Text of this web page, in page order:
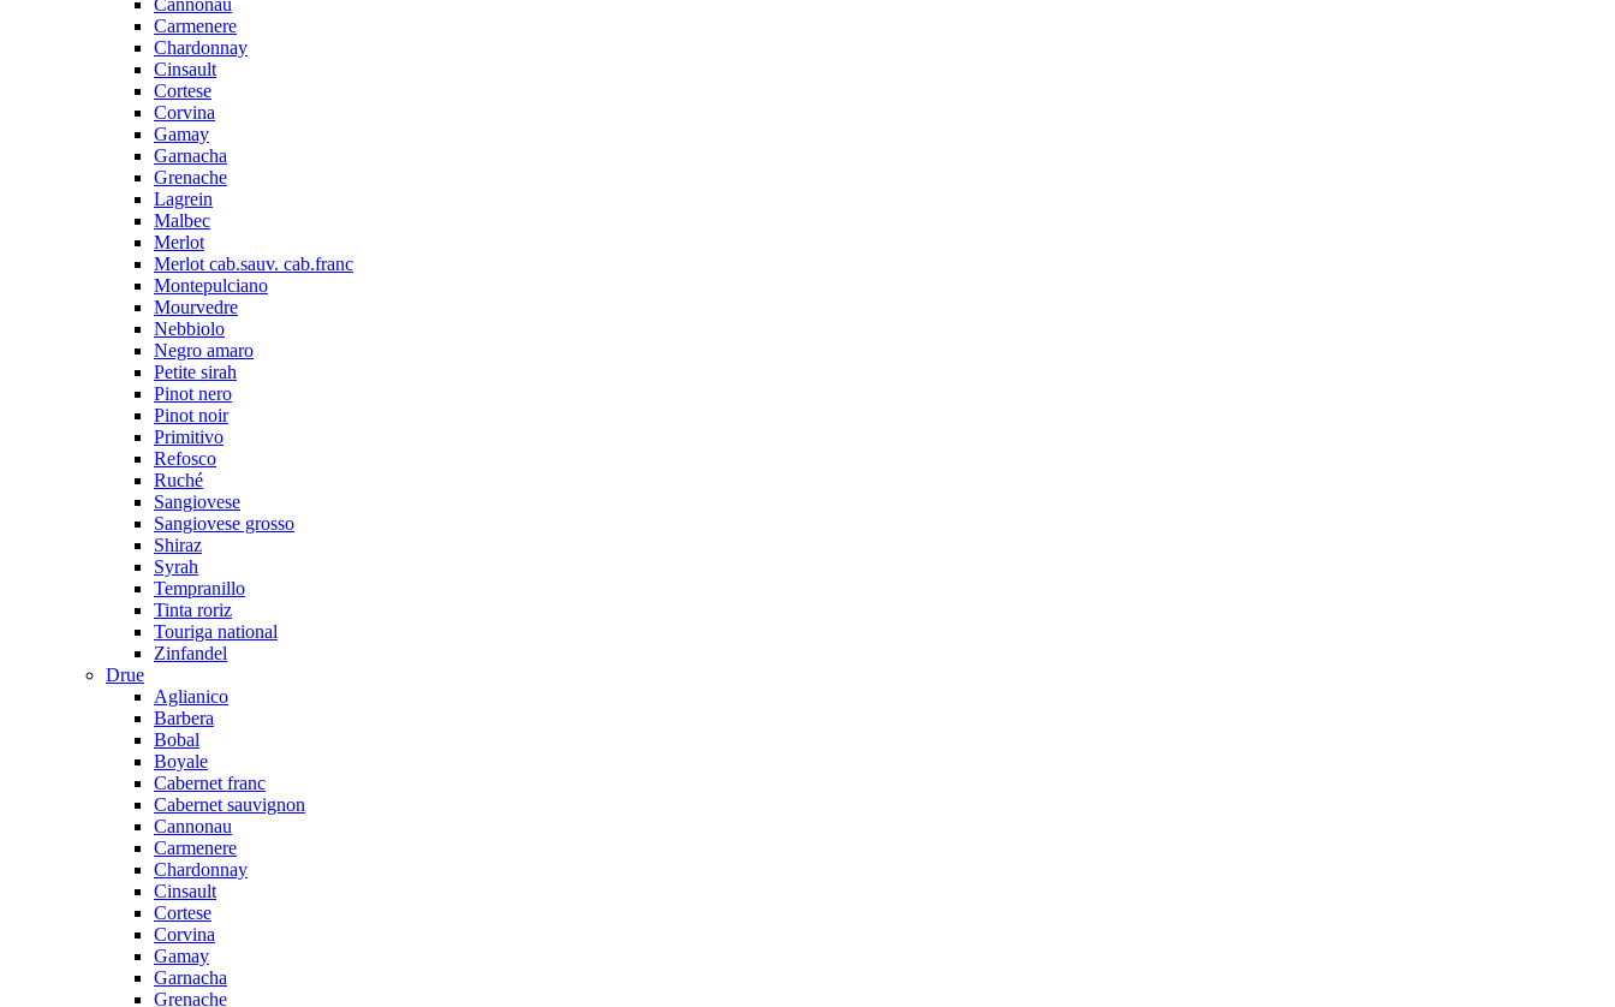
Carmenere
Chardonnay
Cinsault
Cortese
Corvina
Gamay
Garnacha
Grenache
Lagrein
Malbec
Merlot
Merlot cab.sauv. cab.franc
Montepulciano
Mourvedre
Nebbiolo
Negro amaro
Petite sirah
Pinot nero
Pinot noir
Primitivo
Refosco
Ruché
Sangiovese
Sangiovese grosso
Shiraz
Syrah
Tempranillo
Tinta roriz
Touriga national
Zinfandel
Drue
Aglianico
Barbera
Bobal
Boyale
Cabernet franc
Cabernet sauvignon
Cannonau
Carmenere
Chardonnay
Cinsault
Cortese
Corvina
Gamay
Garnacha
Grenache